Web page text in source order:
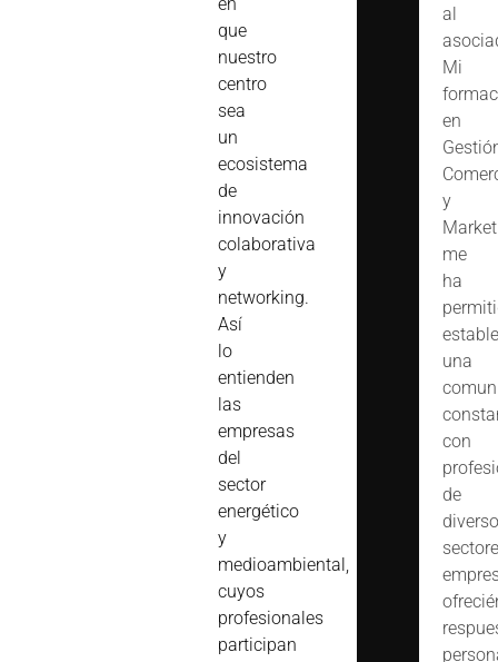
que
nuestro
centro
sea
un
ecosistema
de
innovación
colaborativa
y
networking.
Así
lo
entienden
las
empresas
del
sector
energético
y
medioambiental,
cuyos
profesionales
participan
al
Mi
en
y
me
ha
una
con
de